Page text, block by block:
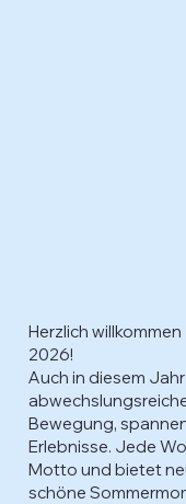
Herzlich
2026!
Auch in diesem
Bewegung,
Erlebnisse. Jede
Motto und bietet
schöne